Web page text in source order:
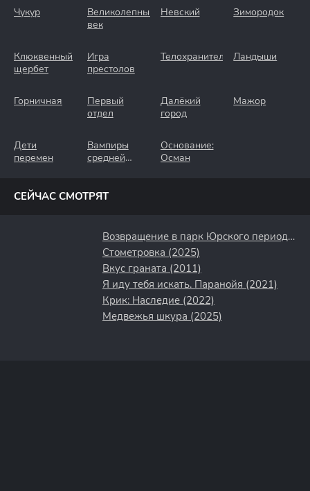
Чукур
Великолепный
век
Невский Зимородок
Клюквенный
щербет
Игра
престолов
Телохранители Ландыши
Горничная
Первый
отдел
Далёкий
город
Мажор
Дети
перемен
Вампиры
средней
Основание:
Осман
СЕЙЧАС СМОТРЯТ
Возвращение в парк Юрского периода (2025)
Стометровка (2025)
Вкус граната (2011)
Я иду тебя искать. Паранойя (2021)
Крик: Наследие (2022)
Медвежья шкура (2025)